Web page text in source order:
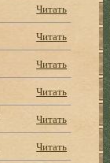
Читать
Читать
Читать
Читать
Читать
Читать